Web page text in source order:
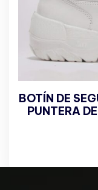
BOTÍN DE
PUNTERA